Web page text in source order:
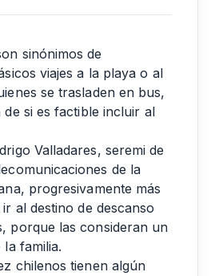
sinónimos de
viajes a la playa o al
se trasladen en bus,
si es factible incluir al
Valladares, seremi de
de la
progresivamente más
al destino de descanso
porque las consideran un
familia.
chilenos tienen algún